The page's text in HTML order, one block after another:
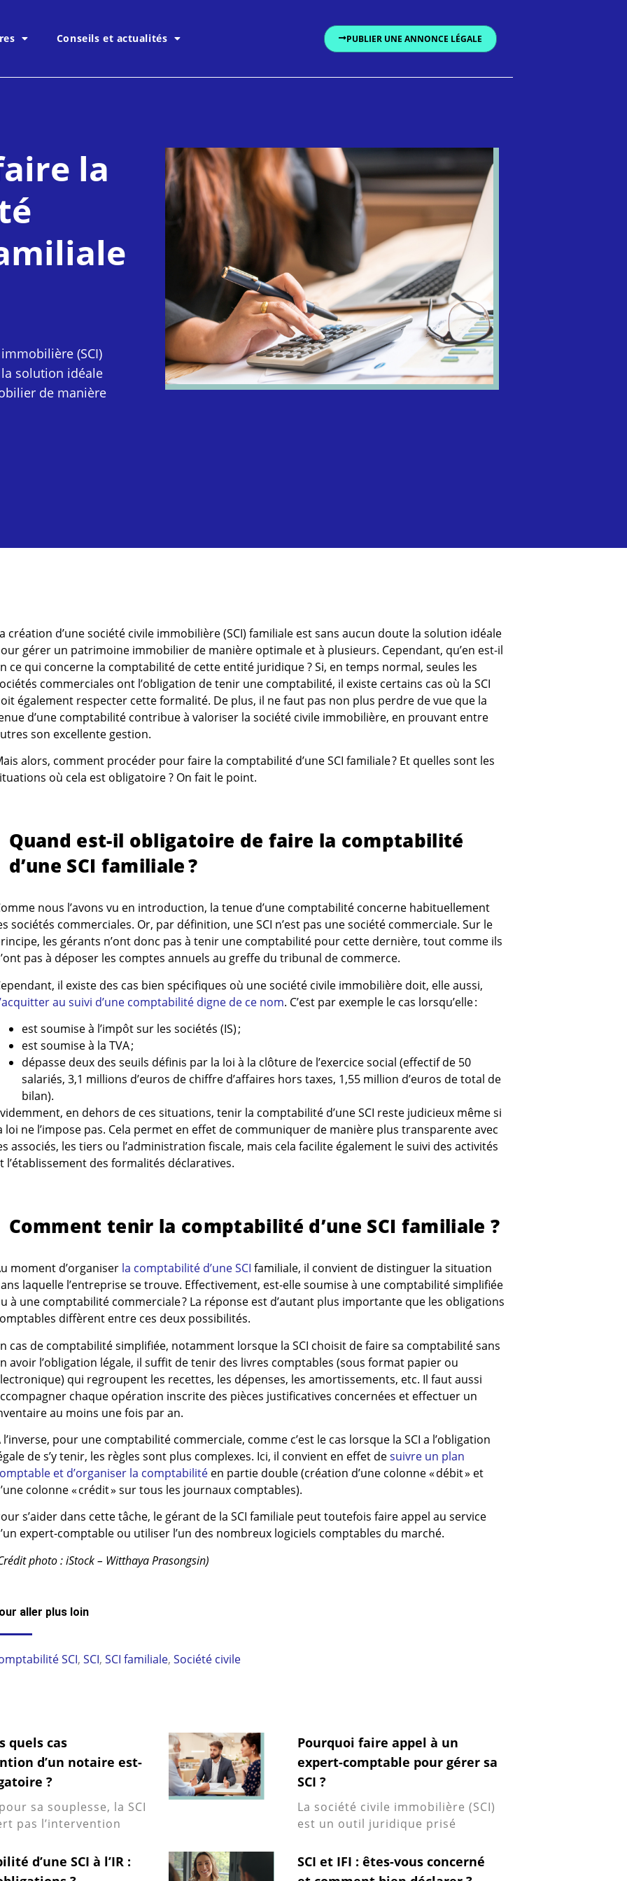
Conseils et actualités PUBLIER UNE ANNONCE LÉGALE
la
(SCI)
solution idéale
de manière
création d’une société civile immobilière (SCI) familiale est sans aucun doute la solution idéale
gérer un patrimoine immobilier de manière optimale et à plusieurs. Cependant, qu’en est-il
ce qui concerne la comptabilité de cette entité juridique ? Si, en temps normal, seules les
commerciales ont l’obligation de tenir une comptabilité, il existe certains cas où la SCI
également respecter cette formalité. De plus, il ne faut pas non plus perdre de vue que la
d’une comptabilité contribue à valoriser la société civile immobilière, en prouvant entre
son excellente gestion.
alors, comment procéder pour faire la comptabilité d’une SCI familiale ? Et quelles sont les
où cela est obligatoire ? On fait le point.
Quand est-il obligatoire de faire la comptabilité
d’une SCI familiale ?
nous l’avons vu en introduction, la tenue d’une comptabilité concerne habituellement
sociétés commerciales. Or, par définition, une SCI n’est pas une société commerciale. Sur le
les gérants n’ont donc pas à tenir une comptabilité pour cette dernière, tout comme ils
pas à déposer les comptes annuels au greffe du tribunal de commerce.
il existe des cas bien spécifiques où une société civile immobilière doit, elle aussi,
au suivi d’une comptabilité digne de ce nom. C’est par exemple le cas lorsqu’elle :
est soumise à l’impôt sur les sociétés (IS) ;
est soumise à la TVA ;
dépasse deux des seuils définis par la loi à la clôture de l’exercice social (effectif de 50
salariés, 3,1 millions d’euros de chiffre d’affaires hors taxes, 1,55 million d’euros de total de
bilan).
en dehors de ces situations, tenir la comptabilité d’une SCI reste judicieux même si
loi ne l’impose pas. Cela permet en effet de communiquer de manière plus transparente avec
associés, les tiers ou l’administration fiscale, mais cela facilite également le suivi des activités
l’établissement des formalités déclaratives.
Comment tenir la comptabilité d’une SCI familiale ?
moment d’organiserla comptabilité d’une SCI familiale, il convient de distinguer la situation
laquelle l’entreprise se trouve. Effectivement, est-elle soumise à une comptabilité simplifiée
à une comptabilité commerciale ? La réponse est d’autant plus importante que les obligations
diffèrent entre ces deux possibilités.
cas de comptabilité simplifiée, notamment lorsque la SCI choisit de faire sa comptabilité sans
avoir l’obligation légale, il suffit de tenir des livres comptables (sous format papier ou
qui regroupent les recettes, les dépenses, les amortissements, etc. Il faut aussi
chaque opération inscrite des pièces justificatives concernées et effectuer un
au moins une fois par an.
l’inverse, pour une comptabilité commerciale, comme c’est le cas lorsque la SCI a l’obligation
de s’y tenir, les règles sont plus complexes. Ici, il convient en effet desuivre un plan
et d’organiser la comptabilitéen partie double (création d’une colonne « débit » et
colonne « crédit » sur tous les journaux comptables).
s’aider dans cette tâche, le gérant de la SCI familiale peut toutefois faire appel au service
expert-comptable ou utiliser l’un des nombreux logiciels comptables du marché.
photo : iStock – Witthaya Prasongsin)
aller plus loin
SCI,SCI,SCI familiale,Société civile
quels cas
d’un notaire est-
?
sa souplesse, la SCI
pas l’intervention
Pourquoi faire appel à un
expert-comptable pour gérer sa
SCI ?
La société civile immobilière (SCI)
est un outil juridique prisé
d’une SCI à l’IR :
SCI et IFI : êtes-vous concerné